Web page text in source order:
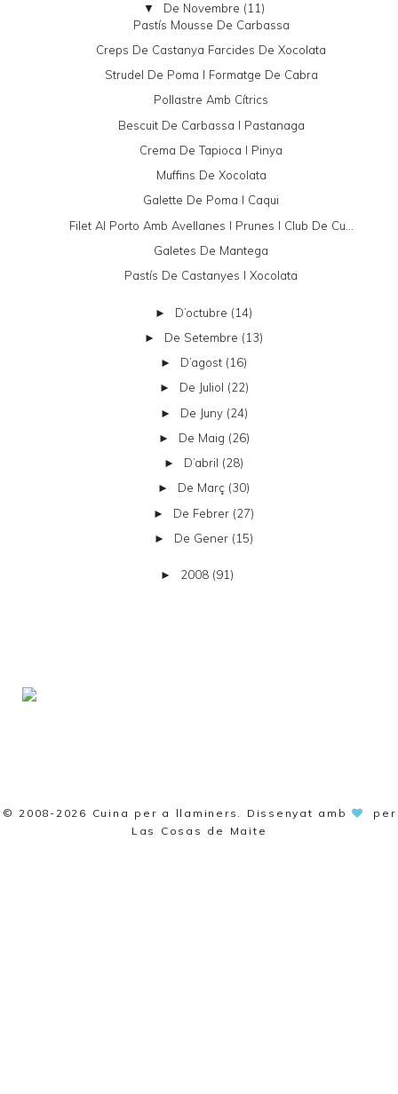
▼ De Novembre (11)
Pastís Mousse De Carbassa
Creps De Castanya Farcides De Xocolata
Strudel De Poma I Formatge De Cabra
Pollastre Amb Cítrics
Bescuit De Carbassa I Pastanaga
Crema De Tapioca I Pinya
Muffins De Xocolata
Galette De Poma I Caqui
Filet Al Porto Amb Avellanes I Prunes I Club De Cu...
Galetes De Mantega
Pastís De Castanyes I Xocolata
► D’octubre (14)
► De Setembre (13)
► D’agost (16)
► De Juliol (22)
► De Juny (24)
► De Maig (26)
► D’abril (28)
► De Març (30)
► De Febrer (27)
► De Gener (15)
► 2008 (91)
© 2008-2026 Cuina per a llaminers . Dissenyat amb
per
Las Cosas de Maite